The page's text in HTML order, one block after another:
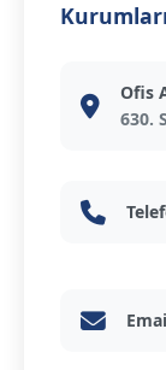
Kurumları
Ofis
630.